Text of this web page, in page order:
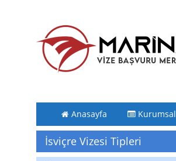
Anasayfa Kurumsal
İsviçre Vizesi Tipleri